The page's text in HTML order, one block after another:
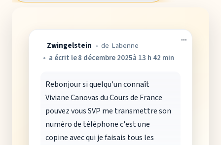
Zwingelstein de Labenne
a écrit le8 décembre 2025à 13 h 42 min
Rebonjour si quelqu'un connaît
Viviane Canovas du Cours de France
pouvez vous SVP me transmettre son
numéro de téléphone c'est une
copine avec qui je faisais tous les
...Ouvrir/